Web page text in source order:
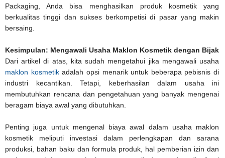
Packaging, Anda bisa menghasilkan produk kosmetik yang
berkualitas tinggi dan sukses berkompetisi di pasar yang makin
bersaing.
Kesimpulan: Mengawali Usaha Maklon Kosmetik dengan Bijak
Dari artikel di atas, kita sudah mengetahui jika mengawali usaha
maklon kosmetikadalah opsi menarik untuk beberapa pebisnis di
industri kecantikan. Tetapi, keberhasilan dalam usaha ini
membutuhkan rencana dan pengetahuan yang banyak mengenai
beragam biaya awal yang dibutuhkan.
Penting juga untuk mengenal biaya awal dalam usaha maklon
kosmetik meliputi investasi dalam perlengkapan dan sarana
produksi, bahan baku dan formula produk, hal pemberian izin dan